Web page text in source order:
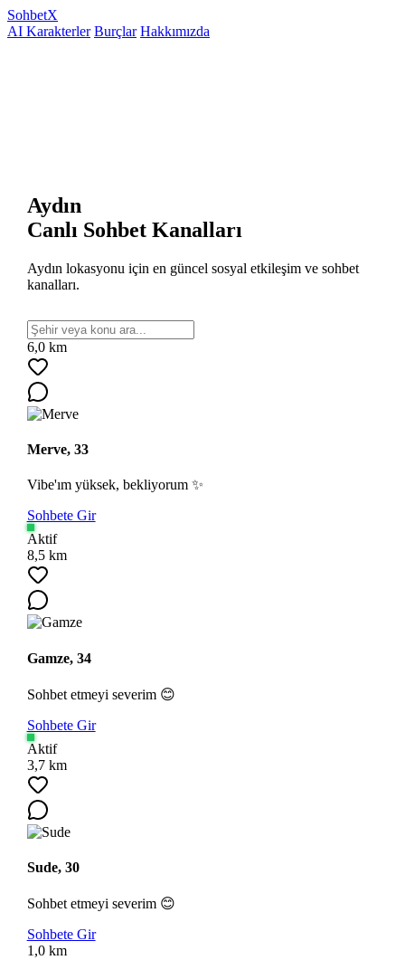
SohbetX
AI Karakterler Burçlar Hakkımızda
Aydın
Canlı Sohbet Kanalları
Aydın lokasyonu için en güncel sosyal etkileşim ve sohbet
kanalları.
6,0 km
Merve, 33
Vibe'ım yüksek, bekliyorum ✨
Sohbete Gir
Aktif
8,5 km
Gamze, 34
Sohbet etmeyi severim 😊
Sohbete Gir
Aktif
3,7 km
Sude, 30
Sohbet etmeyi severim 😊
Sohbete Gir
1,0 km